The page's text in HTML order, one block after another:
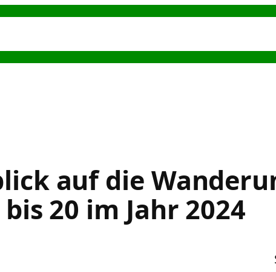
auf die
20 im Jahr 2024